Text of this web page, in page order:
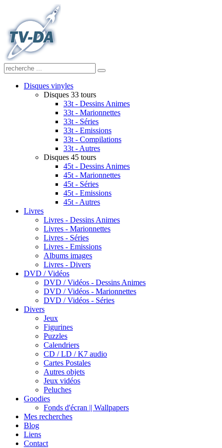
Disques vinyles
Disques 33 tours
33t - Dessins Animes
33t - Marionnettes
33t - Séries
33t - Emissions
33t - Compilations
33t - Autres
Disques 45 tours
45t - Dessins Animes
45t - Marionnettes
45t - Séries
45t - Emissions
45t - Autres
Livres
Livres - Dessins Animes
Livres - Marionnettes
Livres - Séries
Livres - Emissions
Albums images
Livres - Divers
DVD / Vidéos
DVD / Vidéos - Dessins Animes
DVD / Vidéos - Marionnettes
DVD / Vidéos - Séries
Divers
Jeux
Figurines
Puzzles
Calendriers
CD / LD / K7 audio
Cartes Postales
Autres objets
Jeux vidéos
Peluches
Goodies
Fonds d'écran || Wallpapers
Mes recherches
Blog
Liens
Contact